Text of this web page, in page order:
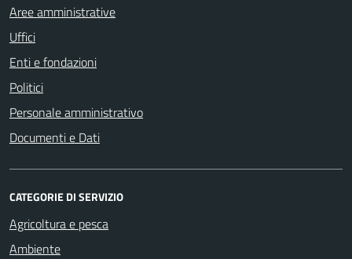
Aree amministrative
Uffici
Enti e fondazioni
Politici
Personale amministrativo
Documenti e Dati
CATEGORIE DI SERVIZIO
Agricoltura e pesca
Ambiente